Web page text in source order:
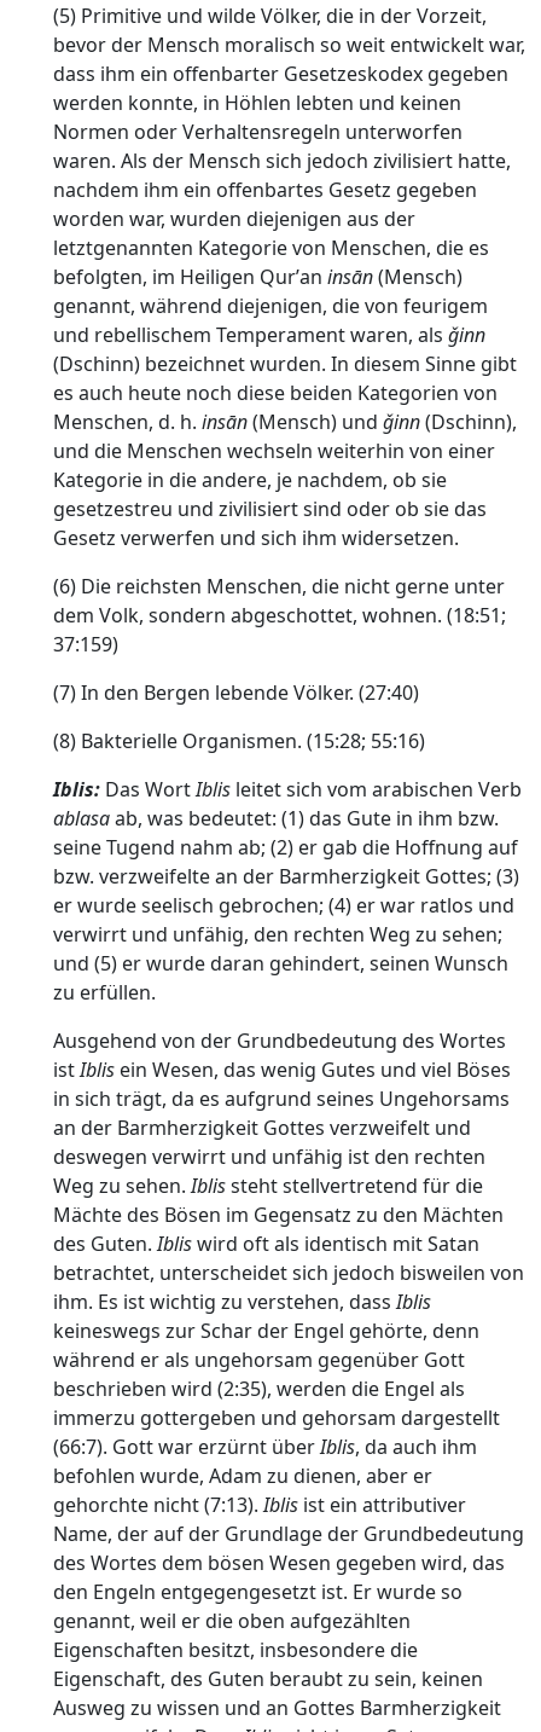
(5) Primitive und wilde Völker, die in der Vorzeit,
bevor der Mensch moralisch so weit entwickelt war,
dass ihm ein offenbarter Gesetzeskodex gegeben
werden konnte, in Höhlen lebten und keinen
Normen oder Verhaltensregeln unterworfen
waren. Als der Mensch sich jedoch zivilisiert hatte,
nachdem ihm ein offenbartes Gesetz gegeben
worden war, wurden diejenigen aus der
letztgenannten Kategorie von Menschen, die es
befolgten, im Heiligen Qurʼan insān(Mensch)
genannt, während diejenigen, die von feurigem
und rebellischem Temperament waren, als ǧinn
(Dschinn) bezeichnet wurden. In diesem Sinne gibt
es auch heute noch diese beiden Kategorien von
Menschen, d. h. insān(Mensch) und ǧinn(Dschinn),
und die Menschen wechseln weiterhin von einer
Kategorie in die andere, je nachdem, ob sie
gesetzestreu und zivilisiert sind oder ob sie das
Gesetz verwerfen und sich ihm widersetzen.
(6) Die reichsten Menschen, die nicht gerne unter
dem Volk, sondern abgeschottet, wohnen. (18:51;
37:159)
(7) In den Bergen lebende Völker. (27:40)
(8) Bakterielle Organismen. (15:28; 55:16)
Iblis: Das WortIblis leitet sich vom arabischen Verb
ablasaab, was bedeutet: (1) das Gute in ihm bzw.
seine Tugend nahm ab; (2) er gab die Hoffnung auf
bzw. verzweifelte an der Barmherzigkeit Gottes; (3)
er wurde seelisch gebrochen; (4) er war ratlos und
verwirrt und unfähig, den rechten Weg zu sehen;
und (5) er wurde daran gehindert, seinen Wunsch
zu erfüllen.
Ausgehend von der Grundbedeutung des Wortes
istIblis ein Wesen, das wenig Gutes und viel Böses
in sich trägt, da es aufgrund seines Ungehorsams
an der Barmherzigkeit Gottes verzweifelt und
deswegen verwirrt und unfähig ist den rechten
Weg zu sehen.Iblissteht stellvertretend für die
Mächte des Bösen im Gegensatz zu den Mächten
des Guten.Ibliswird oft als identisch mit Satan
betrachtet, unterscheidet sich jedoch bisweilen von
ihm. Es ist wichtig zu verstehen, dassIblis
keineswegs zur Schar der Engel gehörte, denn
während er als ungehorsam gegenüber Gott
beschrieben wird (2:35), werden die Engel als
immerzu gottergeben und gehorsam dargestellt
(66:7). Gott war erzürnt überIblis, da auch ihm
befohlen wurde, Adam zu dienen, aber er
gehorchte nicht (7:13).Iblis ist ein attributiver
Name, der auf der Grundlage der Grundbedeutung
des Wortes dem bösen Wesen gegeben wird, das
den Engeln entgegengesetzt ist. Er wurde so
genannt, weil er die oben aufgezählten
Eigenschaften besitzt, insbesondere die
Eigenschaft, des Guten beraubt zu sein, keinen
Ausweg zu wissen und an Gottes Barmherzigkeit